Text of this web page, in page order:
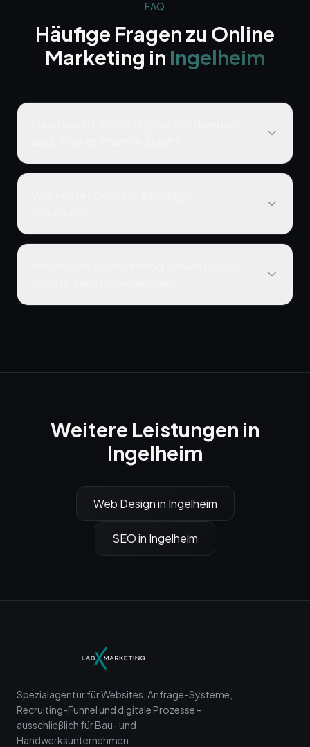
FAQ
Häufige Fragen zu Online
Marketing in Ingelheim
Weitere Leistungen in
Ingelheim
Web Designin Ingelheim
SEOin Ingelheim
Spezialagentur für Websites, Anfrage-Systeme,
Recruiting-Funnel und digitale Prozesse –
ausschließlich für Bau- und
Handwerksunternehmen.